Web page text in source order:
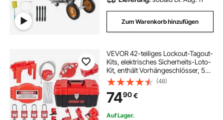
Zum Warenkorb hinzufügen
VEVOR 42-teiliges Lockout-Tagout-
Kits, elektrisches Sicherheits-Loto-
Kit, enthält Vorhängeschlösser, 5
Arten von Lockouts, Haspen,
Anhänger und Kabelbinder, Box,
Lockout-Sicherheitswerkzeuge für
die Beseitigung elektrischer Risiken
in Industrie und Maschinen
(48)
7490€
Auf Lager.